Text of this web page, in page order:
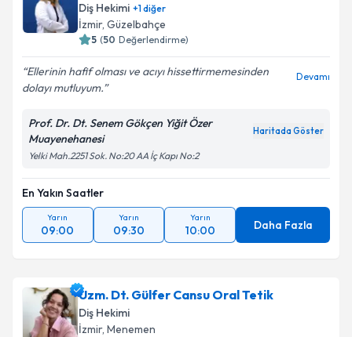
Diş Hekimi +1diğer
İzmir, Güzelbahçe
5 (50 Değerlendirme)
Ellerinin hafif olması ve acıyı hissettirmemesinden
dolayı mutluyum.
Devamı
Prof. Dr. Dt. Senem Gökçen Yiğit Özer
Muayenehanesi
Haritada Göster
Yelki Mah.2251 Sok. No:20 AA İç Kapı No:2
En Yakın Saatler
Yarın
09:00
Yarın
09:30
Yarın
10:00 Daha Fazla
Uzm. Dt. Gülfer Cansu Oral Tetik
Diş Hekimi
İzmir, Menemen